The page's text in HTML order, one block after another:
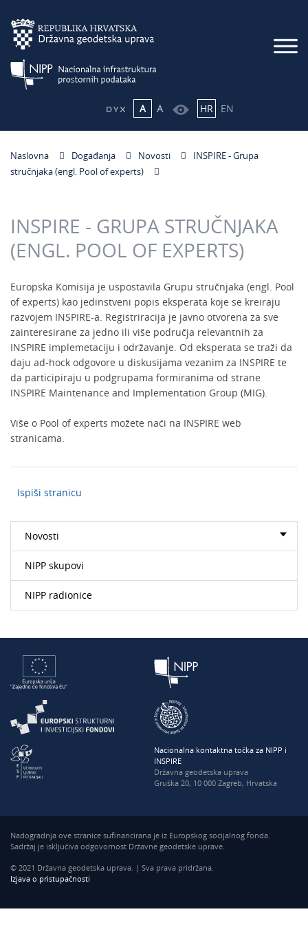
A A HR EN
Naslovna Događanja Novosti
INSPIRE - Grupa
stručnjaka (engl. Pool of experts)
INSPIRE - GRUPA STRUČNJAKA
(ENGL. POOL OF EXPERTS)
Europska Komisija je uspostavila Grupu stručnjaka (engl. Pool
of experts) kao jedinstveni popis eksperata koje se kreiraju
razvojem INSPIRE-a. Registriracija je javno otvorena za sve
zainteresirane za jedno ili više područja relevantnih za
INSPIRE implemetaciju i održavanje. Od eksperata se traži da
daju ad-hock odgovore u diskusijama vezanim za INSPIRE te
da participiraju u podgrupama formiranima od strane
INSPIRE Maintenance and Implementation Group (MIG).
Više o Pool of experts možete naći na INSPIRE web
stranicama.
Ispiši stranicu
Novosti
NIPP skupovi
NIPP radionice
Nacionalna kontaktna točka za NIPP i
INSPIRE
Državna geodetska uprava
Gruška 20, 10 000 Zagreb, Hrvatska
Nadogradnja ove stranice sufinancirana je iz Europskog socijalnog fonda.
Sadržaj je isključiva odgovornost Državne geodetske uprave.
© 2021 Državna geodetska uprava. | Sva prava pridržana.
Izjava o pristupačnosti